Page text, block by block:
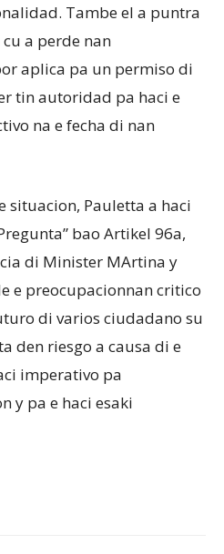
Tambe el a puntra
a perde nan
aplica pa un permiso di
tin autoridad pa haci e
na e fecha di nan
situacion, Pauletta a haci
bao Artikel 96a,
di Minister MArtina y
e preocupacionnan critico
di varios ciudadano su
den riesgo a causa di e
imperativo pa
y pa e haci esaki